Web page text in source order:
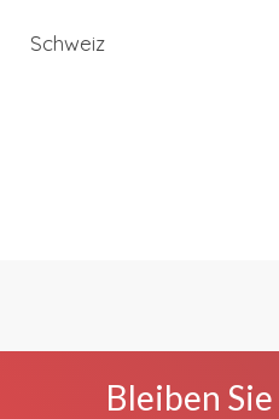
Schweiz
Bleiben